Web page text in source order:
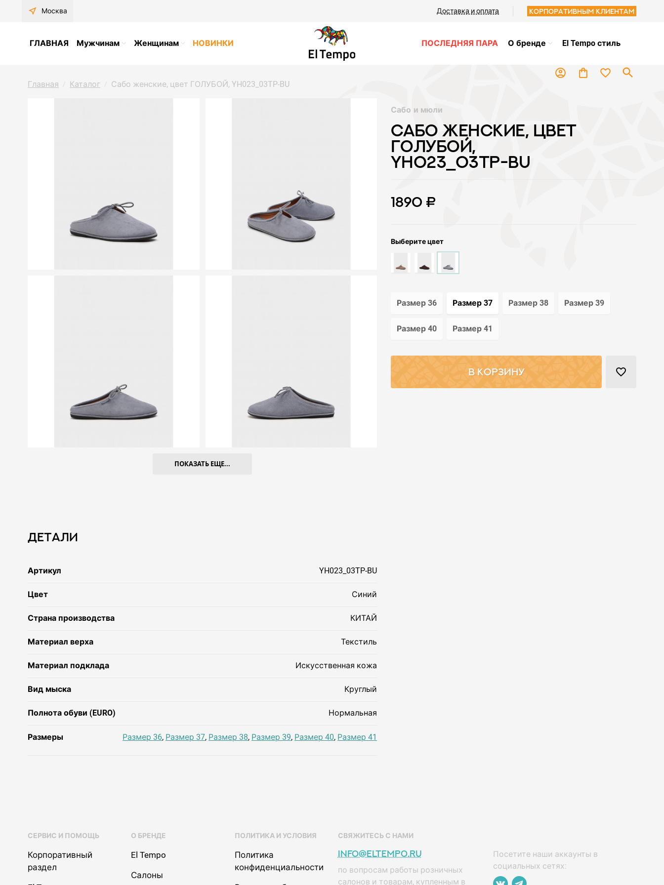
near_me Москва Доставка и оплата Корпоративным клиентам
ГЛАВНАЯ Мужчинам Женщинам НОВИНКИ ПОСЛЕДНЯЯ ПАРА О бренде El Tempo стиль
account_circle shopping_bag favorite_border search
Главная Каталог Сабо женские, цвет ГОЛУБОЙ, YH023_03TP-BU
ПОКАЗАТЬ ЕЩЕ...
Детали
Артикул YH023_03TP-BU
Цвет Синий
Страна производства КИТАЙ
Материал верха Текстиль
Материал подклада Искусственная кожа
Вид мыска Круглый
Полнота обуви (EURO) Нормальная
Размеры Размер 36, Размер 37, Размер 38, Размер 39, Размер 40, Размер 41
Сабо и мюли
САБО ЖЕНСКИЕ, ЦВЕТ
ГОЛУБОЙ,
YH023_03TP-BU
1890 ₽
Выберите цвет
Размер 36 Размер 37 Размер 38 Размер 39
Размер 40 Размер 41
В КОРЗИНУ favorite_border
СЕРВИС И ПОМОЩЬ
Корпоративный
раздел
О БРЕНДЕ
El Tempo
Салоны
ПОЛИТИКА И УСЛОВИЯ
Политика
конфиденциальности
СВЯЖИТЕСЬ С НАМИ
info@eltempo.ru
по вопросам работы розничных
салонов и товарам, купленным в
Посетите наши аккаунты в
социальных сетях: